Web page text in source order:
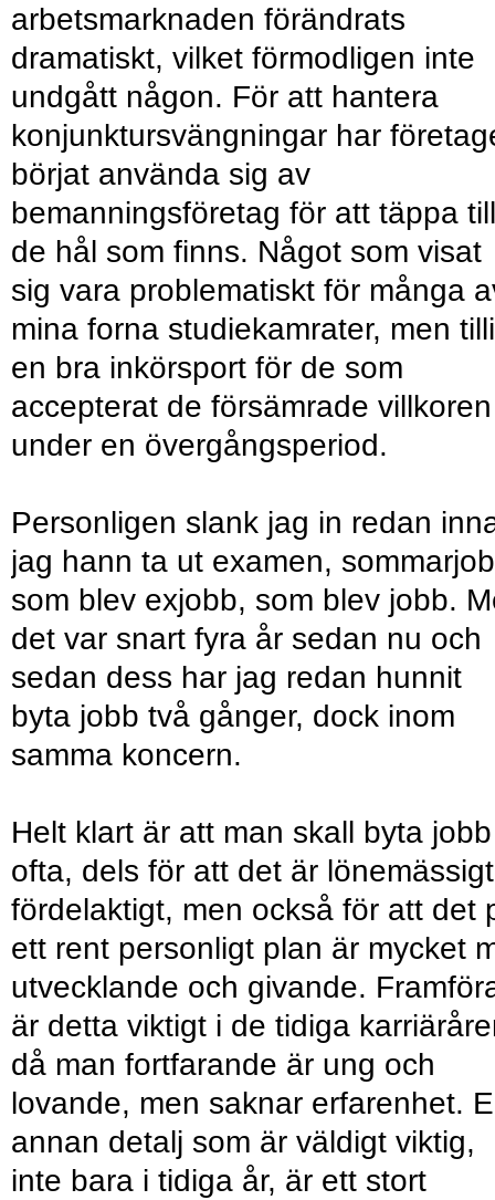
arbetsmarknaden förändrats
dramatiskt, vilket förmodligen inte
undgått någon. För att hantera
konjunktursvängningar har
börjat använda sig av
bemanningsföretag för att täppa till
de hål som finns. Något som visat
sig vara problematiskt för många
mina forna studiekamrater, men
en bra inkörsport för de som
accepterat de försämrade villkoren
under en övergångsperiod.
Personligen slank jag in redan
jag hann ta ut examen,
som blev exjobb, som blev jobb.
det var snart fyra år sedan nu och
sedan dess har jag redan hunnit
byta jobb två gånger, dock inom
samma koncern.
Helt klart är att man skall byta jobb
ofta, dels för att det är lönemässigt
fördelaktigt, men också för att det
ett rent personligt plan är mycket
utvecklande och givande.
är detta viktigt i de tidiga
då man fortfarande är ung och
lovande, men saknar erfarenhet.
annan detalj som är väldigt viktig,
inte bara i tidiga år, är ett stort